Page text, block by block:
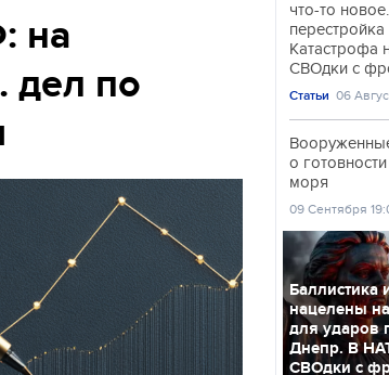
Происшествия
на
дел по
что-то
Катастрофа
СВОдки с
Статьи 06
о
моря
09 Сентября
Баллистика
нацелены
для ударов
Днепр. В
СВОдки с